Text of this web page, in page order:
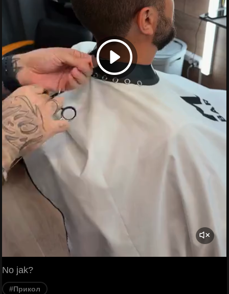
No jak?
#Прикол